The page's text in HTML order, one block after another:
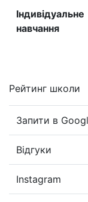
Iндивідуальне
навчання
Рейтинг школи
Запити в
Відгуки
Instagram